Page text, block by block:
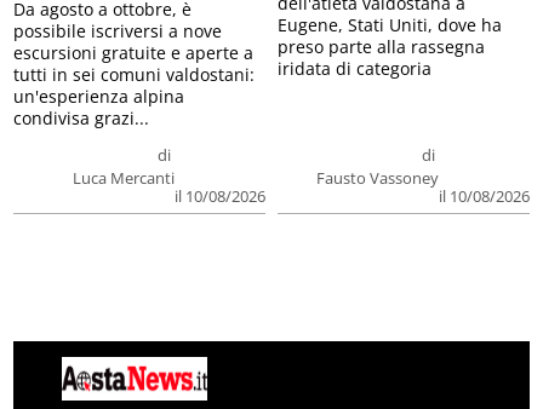
di
Luca Mercanti
il 10/08/2026
Da agosto a ottobre, è
possibile iscriversi a nove
escursioni gratuite e aperte a
tutti in sei comuni valdostani:
un'esperienza alpina
condivisa grazi...
di
Fausto Vassoney
il 10/08/2026
Eugene, Stati Uniti, dove ha
preso parte alla rassegna
iridata di categoria